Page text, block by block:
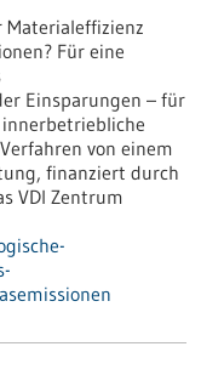
Materialeffizienz
Für eine
Einsparungen – für
von einem
finanziert durch
VDI Zentrum